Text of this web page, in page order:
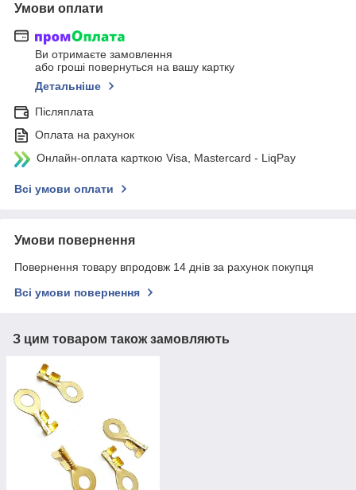
Умови оплати
Ви отримаєте замовлення
або гроші повернуться на вашу картку
Детальніше
Післяплата
Оплата на рахунок
Онлайн-оплата карткою Visa, Mastercard - LiqPay
Всі умови оплати
Умови повернення
Повернення товару впродовж 14 днів за рахунок покупця
Всі умови повернення
З цим товаром також замовляють